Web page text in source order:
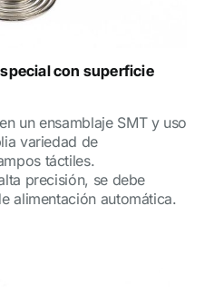
con superficie
un ensamblaje SMT y uso
variedad de
táctiles.
precisión, se debe
alimentación automática.